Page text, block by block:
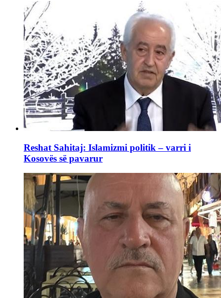
Reshat Sahitaj: Islamizmi politik – varri i
Kosovës së pavarur